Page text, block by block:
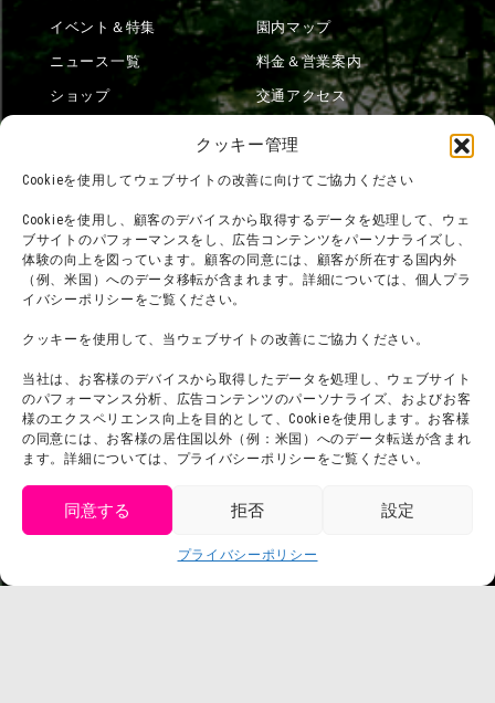
クッキー管理
Cookieを使用してウェブサイトの改善に向けてご協力ください
Cookieを使用し、顧客のデバイスから取得するデータを処理して、ウェ
ブサイトのパフォーマンスをし、広告コンテンツをパーソナライズし、
体験の向上を図っています。顧客の同意には、顧客が所在する国内外
（例、米国）へのデータ移転が含まれます。詳細については、個人プラ
イバシーポリシーをご覧ください。
クッキーを使用して、当ウェブサイトの改善にご協力ください。
当社は、お客様のデバイスから取得したデータを処理し、ウェブサイト
のパフォーマンス分析、広告コンテンツのパーソナライズ、およびお客
様のエクスペリエンス向上を目的として、Cookieを使用します。お客様
の同意には、お客様の居住国以外（例：米国）へのデータ転送が含まれ
ます。詳細については、プライバシーポリシーをご覧ください。
同意する 拒否 設定
プライバシーポリシー
イベント＆特集
ニュース一覧
ショップ
園内マップ
料金＆営業案内
交通アクセス
団体利用について
お問い合わせ
利用規約
プライバシーポリシー
プレスリリース
メディア掲載実績
会社概要
スタッフ募集